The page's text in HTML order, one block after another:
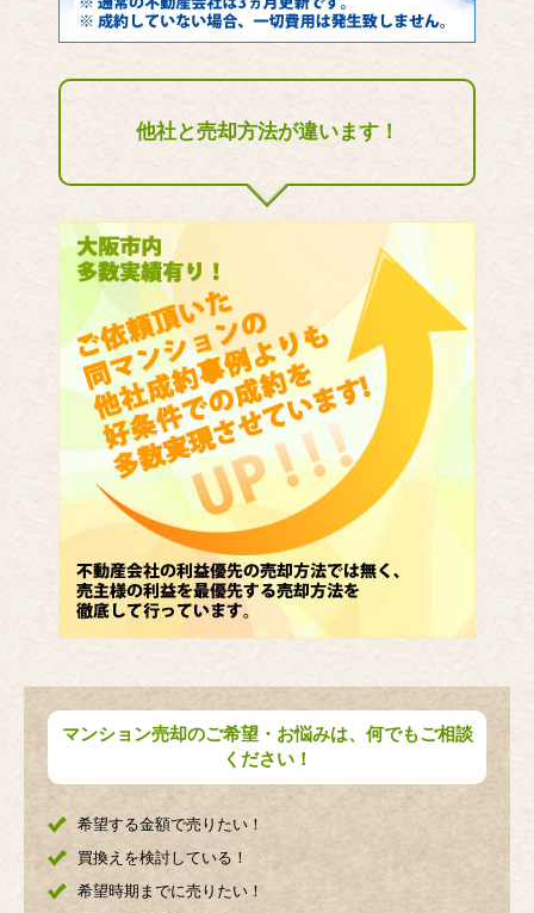
他社と売却方法が違います！
マンション売却のご希望・お悩みは、何でもご相談
ください！
希望する金額で売りたい！
買換えを検討している！
希望時期までに売りたい！